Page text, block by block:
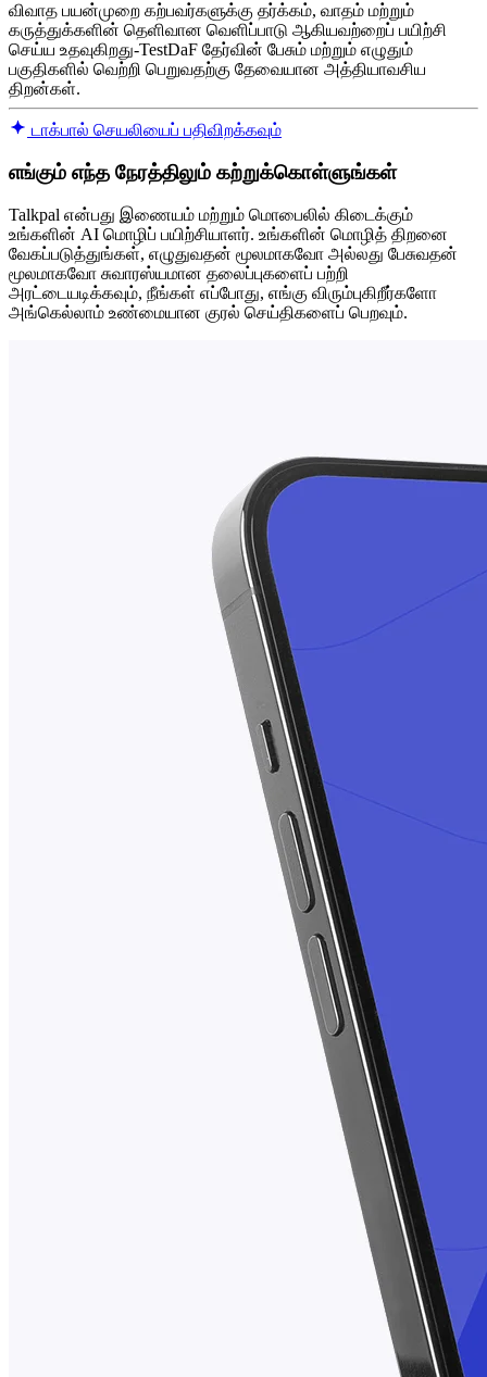
விவாத பயன்முறை கற்பவர்களுக்கு தர்க்கம், வாதம் மற்றும்
கருத்துக்களின் தெளிவான வெளிப்பாடு ஆகியவற்றைப் பயிற்சி
செய்ய உதவுகிறது-TestDaF தேர்வின் பேசும் மற்றும் எழுதும்
பகுதிகளில் வெற்றி பெறுவதற்கு தேவையான அத்தியாவசிய
திறன்கள்.
டாக்பால் செயலியைப் பதிவிறக்கவும்
எங்கும் எந்த நேரத்திலும் கற்றுக்கொள்ளுங்கள்
Talkpal என்பது இணையம் மற்றும் மொபைலில் கிடைக்கும்
உங்களின் AI மொழிப் பயிற்சியாளர். உங்களின் மொழித் திறனை
வேகப்படுத்துங்கள், எழுதுவதன் மூலமாகவோ அல்லது பேசுவதன்
மூலமாகவோ சுவாரஸ்யமான தலைப்புகளைப் பற்றி
அரட்டையடிக்கவும், நீங்கள் எப்போது, ​​எங்கு விரும்புகிறீர்களோ
அங்கெல்லாம் உண்மையான குரல் செய்திகளைப் பெறவும்.